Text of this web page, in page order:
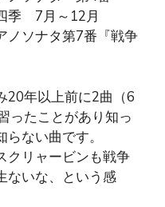
季 7月～12月
ナタ第7番『戦争
20年以上前に2曲（6
たことがあり知っ
ない曲です。
クリャービンも戦争
ないな、という感